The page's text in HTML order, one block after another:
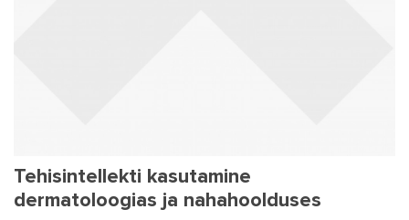
Tehisintellekti kasutamine
dermatoloogias ja nahahoolduses